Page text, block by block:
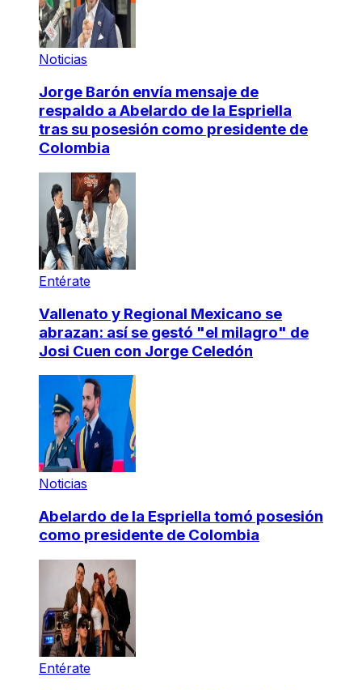
Noticias
Jorge Barón envía mensaje de
respaldo a Abelardo de la Espriella
tras su posesión como presidente de
Colombia
Entérate
Vallenato y Regional Mexicano se
abrazan: así se gestó "el milagro" de
Josi Cuen con Jorge Celedón
Noticias
Abelardo de la Espriella tomó posesión
como presidente de Colombia
Entérate